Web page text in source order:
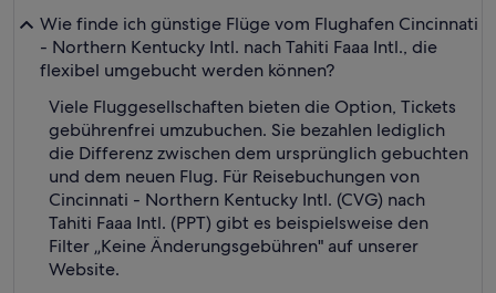
Wie finde ich günstige Flüge vom Flughafen Cincinnati
- Northern Kentucky Intl. nach Tahiti Faaa Intl., die
flexibel umgebucht werden können?
Viele Fluggesellschaften bieten die Option, Tickets
gebührenfrei umzubuchen. Sie bezahlen lediglich
die Differenz zwischen dem ursprünglich gebuchten
und dem neuen Flug. Für Reisebuchungen von
Cincinnati - Northern Kentucky Intl. (CVG) nach
Tahiti Faaa Intl. (PPT) gibt es beispielsweise den
Filter „Keine Änderungsgebühren" auf unserer
Website.